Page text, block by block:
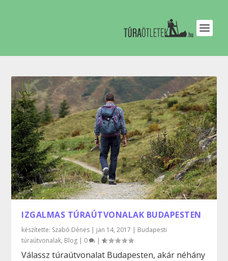
IZGALMAS TÚRAÚTVONALAK BUDAPESTEN
készítette: Szabó Dénes | jan 14, 2017 | Budapesti
túraútvonalak, Blog | 0 |
Válassz túraútvonalat Budapesten, akár néhány